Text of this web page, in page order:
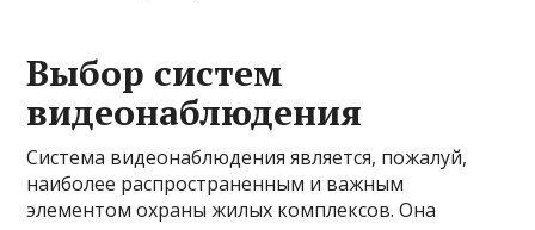
Выбор систем
видеонаблюдения
Система видеонаблюдения является, пожалуй,
наиболее распространенным и важным
элементом охраны жилых комплексов. Она